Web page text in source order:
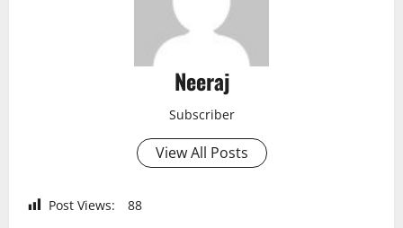
Neeraj
Subscriber
View All Posts
Post Views: 88